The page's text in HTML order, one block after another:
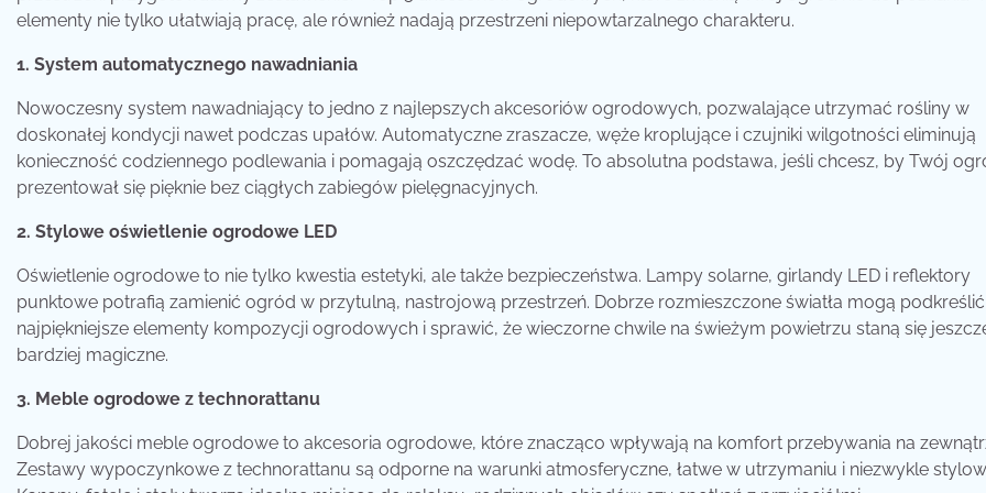
elementy nie tylko ułatwiają pracę, ale również nadają przestrzeni niepowtarzalnego charakteru.
1. System automatycznego nawadniania
Nowoczesny system nawadniający to jedno z najlepszych akcesoriów ogrodowych, pozwalające utrzymać rośliny w
doskonałej kondycji nawet podczas upałów. Automatyczne zraszacze, węże kroplujące i czujniki wilgotności eliminują
konieczność codziennego podlewania i pomagają oszczędzać wodę. To absolutna podstawa, jeśli chcesz, by Twój
prezentował się pięknie bez ciągłych zabiegów pielęgnacyjnych.
2. Stylowe oświetlenie ogrodowe LED
Oświetlenie ogrodowe to nie tylko kwestia estetyki, ale także bezpieczeństwa. Lampy solarne, girlandy LED i reflektory
punktowe potrafią zamienić ogród w przytulną, nastrojową przestrzeń. Dobrze rozmieszczone światła mogą podkreślić
najpiękniejsze elementy kompozycji ogrodowych i sprawić, że wieczorne chwile na świeżym powietrzu staną się
bardziej magiczne.
3. Meble ogrodowe z technorattanu
Dobrej jakości meble ogrodowe to akcesoria ogrodowe, które znacząco wpływają na komfort przebywania na
Zestawy wypoczynkowe z technorattanu są odporne na warunki atmosferyczne, łatwe w utrzymaniu i niezwykle